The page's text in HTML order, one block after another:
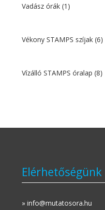
Vadász órák (1)
Vékony STAMPS szíjak (6)
Vízálló STAMPS óralap (8)
Elérhetőségünk
» info@mutatosora.hu